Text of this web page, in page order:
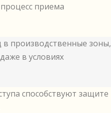
приема
в производственные зоны,
в условиях
способствуют защите